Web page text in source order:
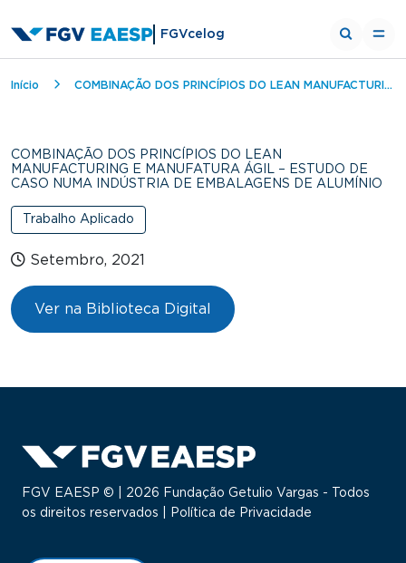
FGVcelog
Trilha de navegação
Início COMBINAÇÃO DOS PRINCÍPIOS DO LEAN MANUFACTURING E MANUFATURA ÁGIL – ESTUDO DE CASO NUMA INDÚSTRIA DE EMBALAGENS DE ALUMÍNIO
COMBINAÇÃO DOS PRINCÍPIOS DO LEAN
MANUFACTURING E MANUFATURA ÁGIL – ESTUDO DE
CASO NUMA INDÚSTRIA DE EMBALAGENS DE ALUMÍNIO
Trabalho Aplicado
Setembro, 2021
Ver na Biblioteca Digital
FGV EAESP © | 2026 Fundação Getulio Vargas - Todos
os direitos reservados |
Política de Privacidade